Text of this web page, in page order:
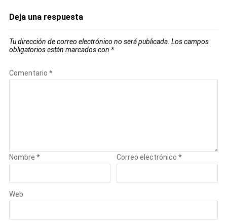
Deja una respuesta
Tu dirección de correo electrónico no será publicada. Los campos
obligatorios están marcados con *
Comentario *
Nombre * Correo electrónico*
Web